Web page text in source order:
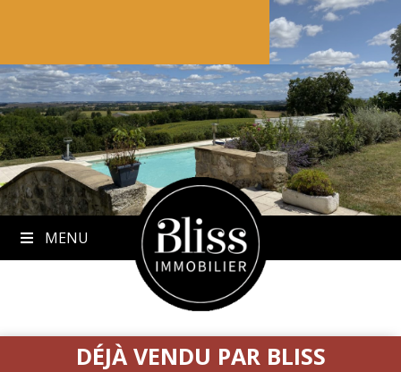
MENU
DÉJÀ VENDU PAR BLISS